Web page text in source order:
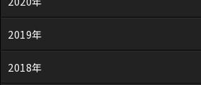
2019年
2018年